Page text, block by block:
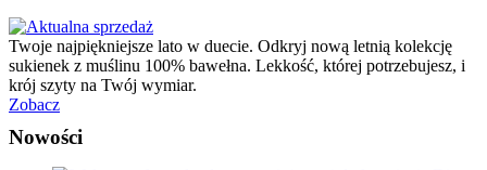
Twoje najpiękniejsze lato w duecie. Odkryj nową letnią kolekcję
sukienek z muślinu 100% bawełna. Lekkość, której potrzebujesz, i
krój szyty na Twój wymiar.
Zobacz
Nowości